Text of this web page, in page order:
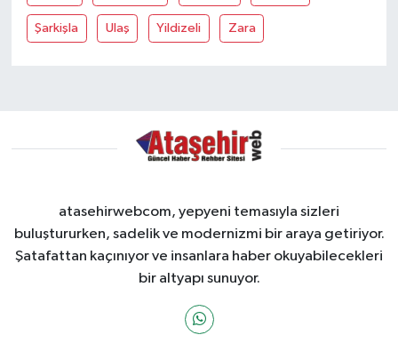
Şarkişla Ulaş Yildizeli Zara
atasehirwebcom, yepyeni temasıyla sizleri
buluştururken, sadelik ve modernizmi bir araya getiriyor.
Şatafattan kaçınıyor ve insanlara haber okuyabilecekleri
bir altyapı sunuyor.